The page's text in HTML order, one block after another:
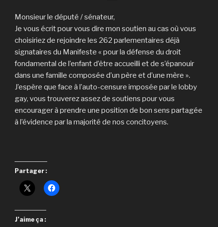
Monsieur le député / sénateur,
Je vous écrit pour vous dire mon soutien au cas où vous
choisiriez de rejoindre les 262 parlementaires déjà
signataires du Manifeste « pour la défense du droit
fondamental de l’enfant d’être accueilli et de s’épanouir
dans une famille composée d’un père et d’une mère ».
J’espère que face à l’auto-censure imposée par le lobby
gay, vous trouverez assez de soutiens pour vous
encourager à prendre une position de bon sens partagée
à l’évidence par la majorité de nos concitoyens.
Partager :
J’aime ça :